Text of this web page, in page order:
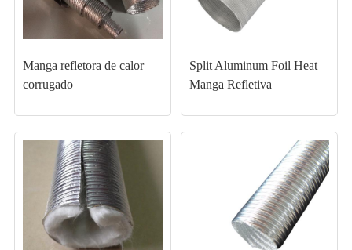
Manga refletora de calor
corrugado
Split Aluminum Foil Heat
Manga Refletiva